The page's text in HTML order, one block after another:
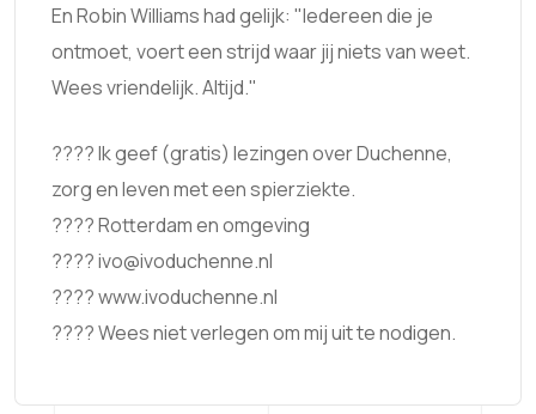
En Robin Williams had gelijk: "Iedereen die je
ontmoet, voert een strijd waar jij niets van weet.
Wees vriendelijk. Altijd."
???? Ik geef (gratis) lezingen over Duchenne,
zorg en leven met een spierziekte.
???? Rotterdam en omgeving
???? ivo@ivoduchenne.nl
???? www.ivoduchenne.nl
???? Wees niet verlegen om mij uit te nodigen.